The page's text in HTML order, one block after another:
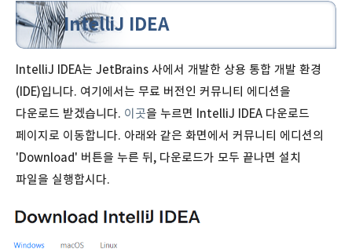
IntelliJ IDEA
IntelliJ IDEA는 JetBrains 사에서 개발한 상용 통합 개발 환경
(IDE)입니다. 여기에서는 무료 버전인 커뮤니티 에디션을
다운로드 받겠습니다. 이곳을 누르면 IntelliJ IDEA 다운로드
페이지로 이동합니다. 아래와 같은 화면에서 커뮤니티 에디션의
'Download' 버튼을 누른 뒤, 다운로드가 모두 끝나면 설치
파일을 실행합시다.